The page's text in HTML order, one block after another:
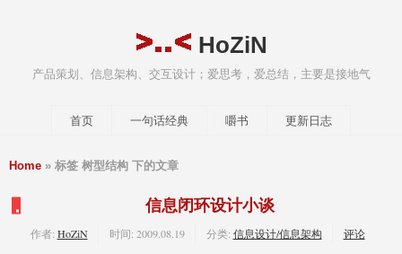
HoZiN
产品策划、信息架构、交互设计；爱思考，爱总结，主要是接地气
首页 一句话经典 嚼书 更新日志
Home » 标签 树型结构 下的文章
信息闭环设计小谈
作者: HoZiN 时间: 2009.08.19 分类: 信息设计/信息架构 评论